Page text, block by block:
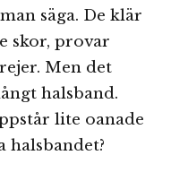
säga. De klär
skor, provar
Men det
halsband.
lite oanade
halsbandet?